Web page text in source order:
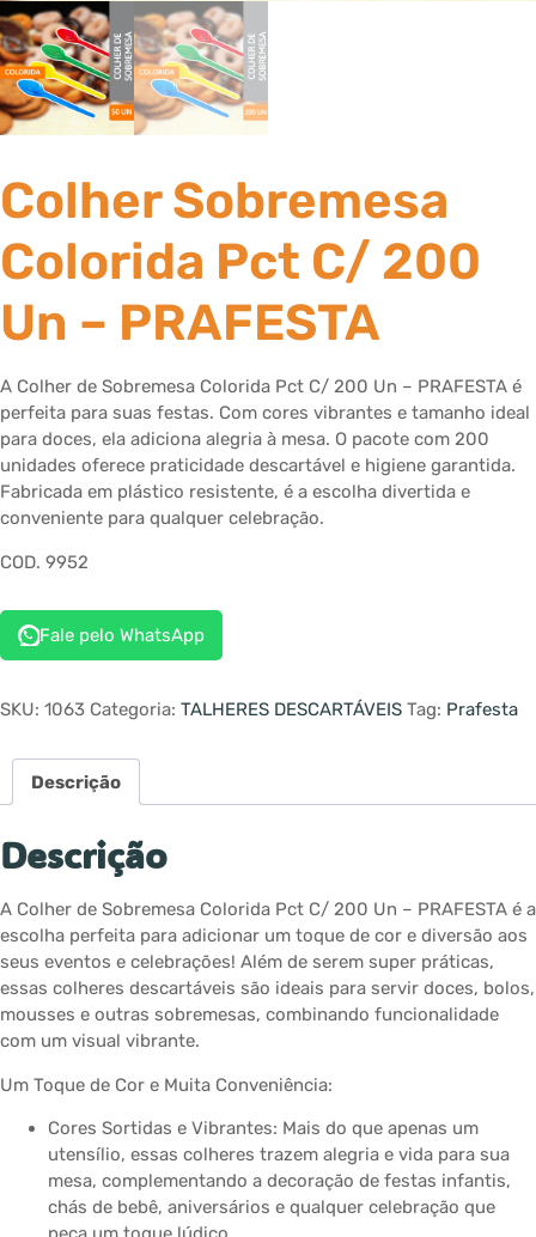
Colher Sobremesa
Colorida Pct C/ 200
Un – PRAFESTA
A Colher de Sobremesa Colorida Pct C/ 200 Un – PRAFESTA é
perfeita para suas festas. Com cores vibrantes e tamanho ideal
para doces, ela adiciona alegria à mesa. O pacote com 200
unidades oferece praticidade descartável e higiene garantida.
Fabricada em plástico resistente, é a escolha divertida e
conveniente para qualquer celebração.
COD. 9952
Fale pelo WhatsApp
SKU: 1063 Categoria: TALHERES DESCARTÁVEIS Tag: Prafesta
Descrição
Descrição
A Colher de Sobremesa Colorida Pct C/ 200 Un – PRAFESTA é a
escolha perfeita para adicionar um toque de cor e diversão aos
seus eventos e celebrações! Além de serem super práticas,
essas colheres descartáveis são ideais para servir doces, bolos,
mousses e outras sobremesas, combinando funcionalidade
com um visual vibrante.
Um Toque de Cor e Muita Conveniência:
Cores Sortidas e Vibrantes: Mais do que apenas um
utensílio, essas colheres trazem alegria e vida para sua
mesa, complementando a decoração de festas infantis,
chás de bebê, aniversários e qualquer celebração que